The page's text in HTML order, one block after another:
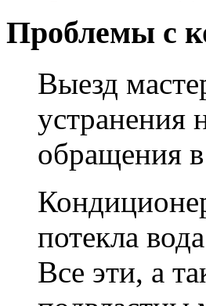
Проблемы с
Выезд
устранения
обращения
потекла
Все эти, а